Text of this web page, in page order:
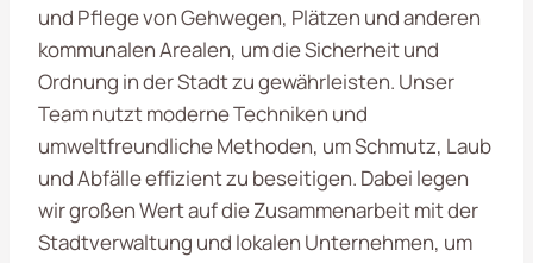
und Pflege von Gehwegen, Plätzen und anderen
kommunalen Arealen, um die Sicherheit und
Ordnung in der Stadt zu gewährleisten. Unser
Team nutzt moderne Techniken und
umweltfreundliche Methoden, um Schmutz, Laub
und Abfälle effizient zu beseitigen. Dabei legen
wir großen Wert auf die Zusammenarbeit mit der
Stadtverwaltung und lokalen Unternehmen, um